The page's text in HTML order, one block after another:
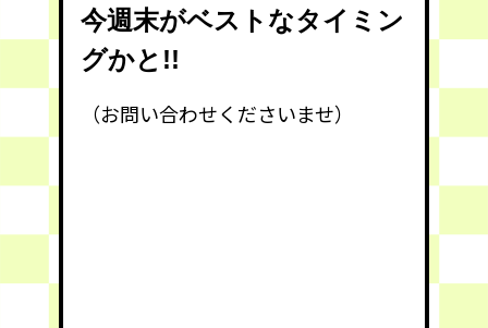
今週末がベストなタイミン
グかと!!
（お問い合わせくださいませ）